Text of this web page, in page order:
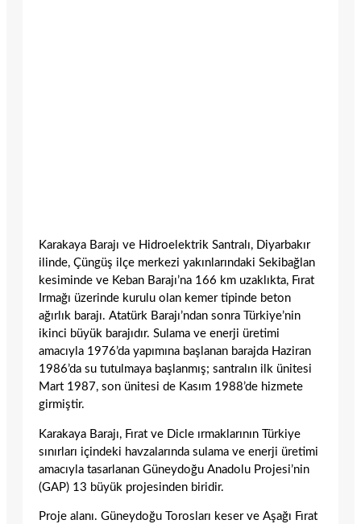
Karakaya Barajı ve Hidroelektrik San­tralı, Diyarbakır
ilinde, Çüngüş ilçe merke­zi yakınlarındaki Sekibağlan
kesiminde ve Keban Barajı’na 166 km uzaklıkta, Fırat
Irmağı üzerinde kurulu olan kemer tipinde beton
ağırlık barajı. Atatürk Barajı’ndan sonra Türkiye’nin
ikinci büyük barajıdır. Sulama ve enerji üretimi
amacıyla 1976’da yapımına başlanan barajda Haziran
1986’da su tutulmaya başlanmış; santralın ilk ünitesi
Mart 1987, son ünitesi de Kasım 1988’de hizmete
girmiştir.
Karakaya Barajı, Fırat ve Dicle ırmakları­nın Türkiye
sınırları içindeki havzalarında sulama ve enerji üretimi
amacıyla tasarla­nan Güneydoğu Anadolu Projesi’nin
(GAP) 13 büyük projesinden biridir.
Proje alanı. Güneydoğu Torosları keser ve Aşağı Fırat